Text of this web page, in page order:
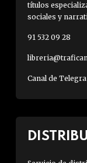
títulos
sociales y
91 532 09 28
Canal de